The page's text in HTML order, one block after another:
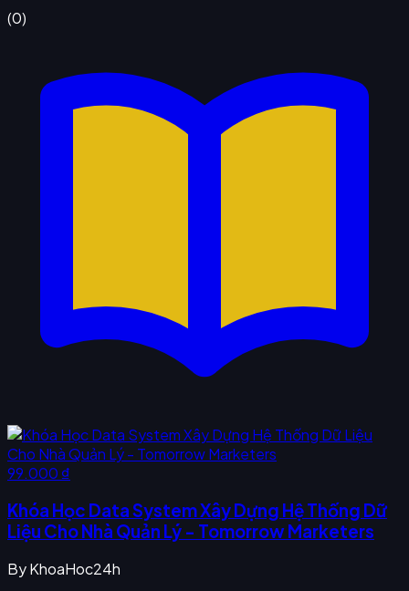
(0)
99.000 ₫
Khóa Học Data System Xây Dựng Hệ Thống Dữ
Liệu Cho Nhà Quản Lý - Tomorrow Marketers
ByKhoaHoc24h